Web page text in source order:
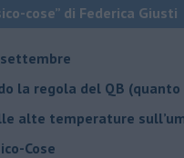
cose” di Federica Giusti
la regola del QB
alte temperature
Cose